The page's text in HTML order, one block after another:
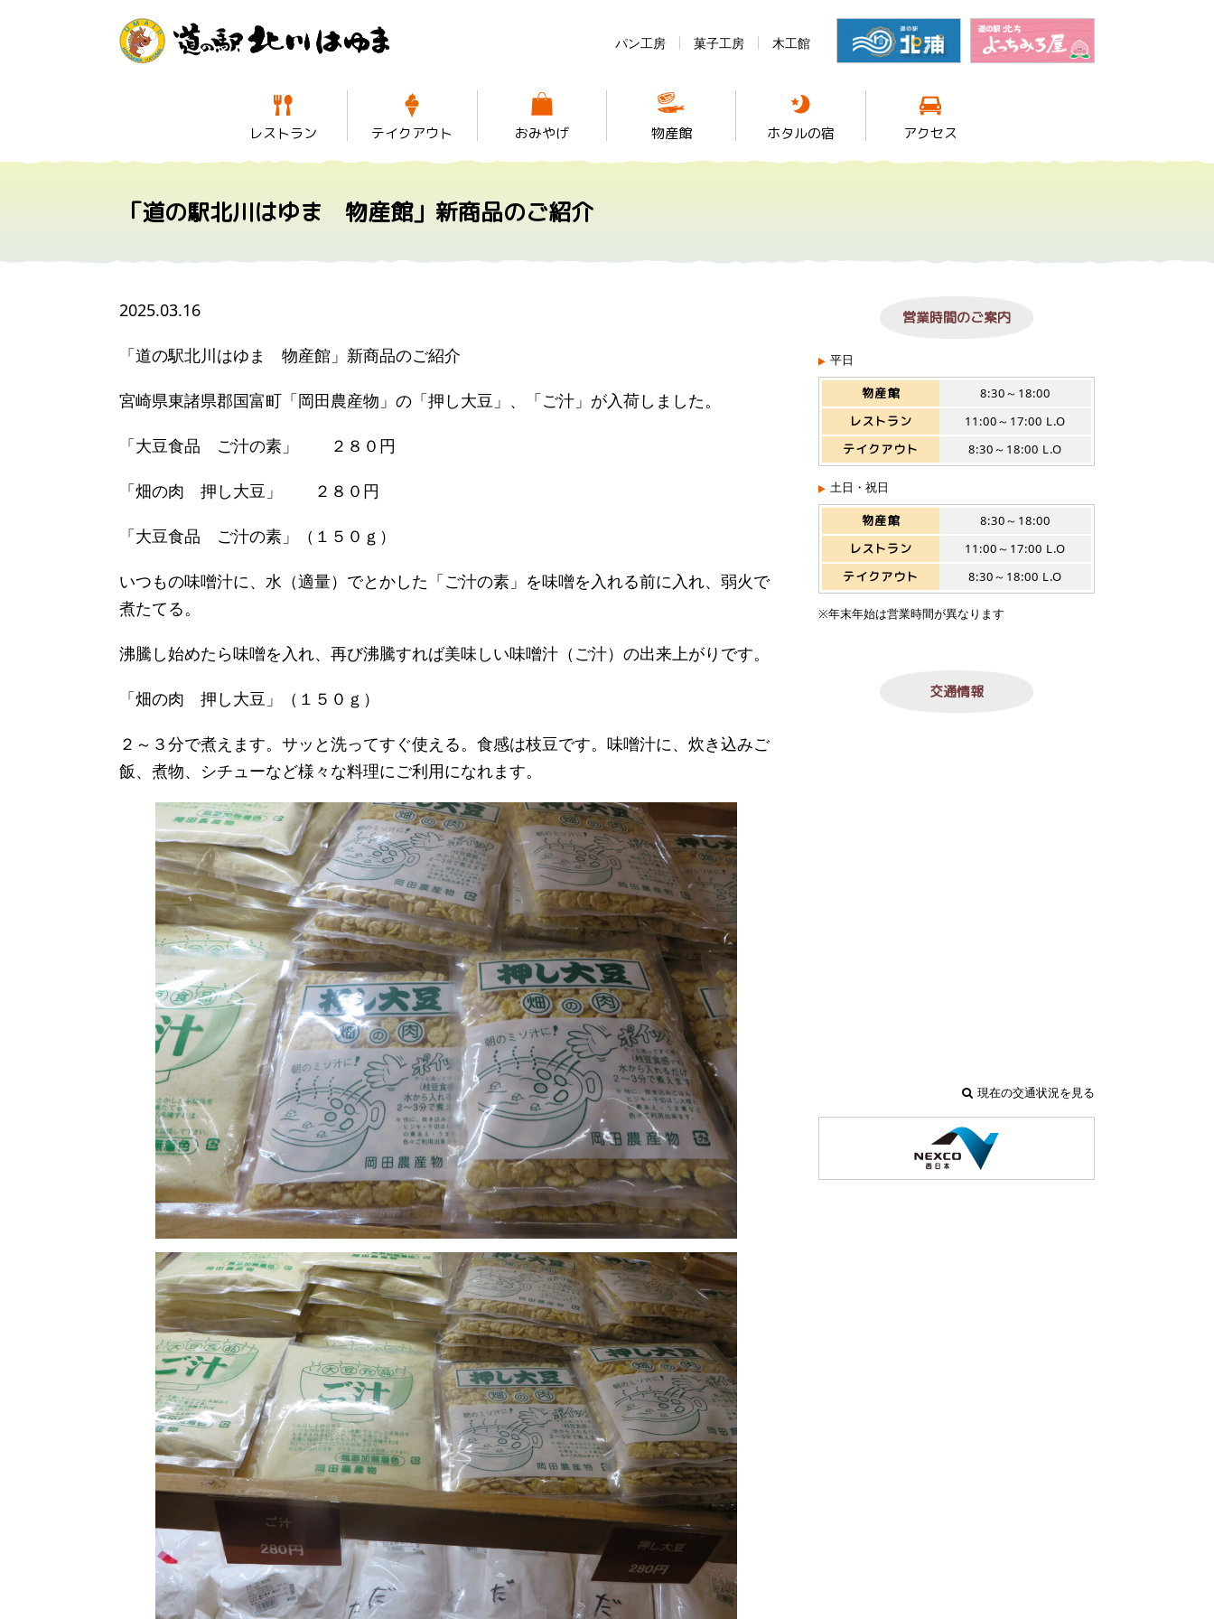
パン工房 菓子工房 木工館
レストラン テイクアウト おみやげ 物産館 ホタルの宿 アクセス
「道の駅北川はゆま 物産館」新商品のご紹介
2025.03.16
「道の駅北川はゆま 物産館」新商品のご紹介
宮崎県東諸県郡国富町「岡田農産物」の「押し大豆」、「ご汁」が入荷しました。
「大豆食品 ご汁の素」 ２８０円
「畑の肉 押し大豆」 ２８０円
「大豆食品 ご汁の素」（１５０ｇ）
いつもの味噌汁に、水（適量）でとかした「ご汁の素」を味噌を入れる前に入れ、弱火で
煮たてる。
沸騰し始めたら味噌を入れ、再び沸騰すれば美味しい味噌汁（ご汁）の出来上がりです。
「畑の肉 押し大豆」（１５０ｇ）
２～３分で煮えます。サッと洗ってすぐ使える。食感は枝豆です。味噌汁に、炊き込みご
飯、煮物、シチューなど様々な料理にご利用になれます。
営業時間のご案内
平日
物産館
8:30～18:00
レストラン
11:00～17:00 L.O
テイクアウト
8:30～18:00 L.O
土日・祝日
物産館
8:30～18:00
レストラン
11:00～17:00 L.O
テイクアウト
8:30～18:00 L.O
※年末年始は営業時間が異なります
交通情報
現在の交通状況を見る